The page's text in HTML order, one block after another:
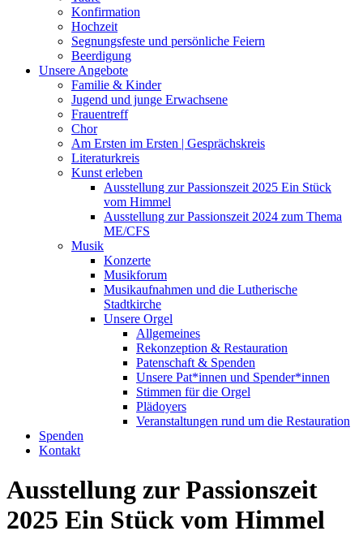
Konfirmation
Hochzeit
Segnungsfeste und persönliche Feiern
Beerdigung
Unsere Angebote
Familie & Kinder
Jugend und junge Erwachsene
Frauentreff
Chor
Am Ersten im Ersten | Gesprächskreis
Literaturkreis
Kunst erleben
Ausstellung zur Passionszeit 2025 Ein Stück
vom Himmel
Ausstellung zur Passionszeit 2024 zum Thema
ME/CFS
Musik
Konzerte
Musikforum
Musikaufnahmen und die Lutherische
Stadtkirche
Unsere Orgel
Allgemeines
Rekonzeption & Restauration
Patenschaft & Spenden
Unsere Pat*innen und Spender*innen
Stimmen für die Orgel
Plädoyers
Veranstaltungen rund um die Restauration
Spenden
Kontakt
Ausstellung zur Passionszeit
2025 Ein Stück vom Himmel